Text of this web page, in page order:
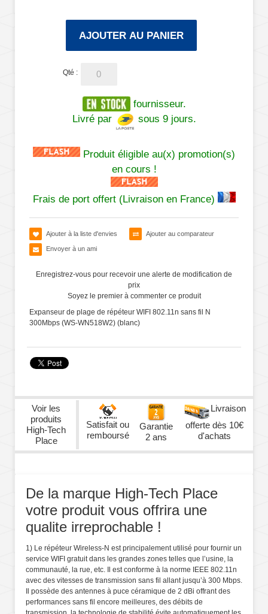
AJOUTER AU PANIER
Qté :
fournisseur.
Livré par
sous 9 jours.
Produit éligible au(x) promotion(s)
en cours !
Frais de port offert (Livraison en France)
Ajouter à la liste d'envies Ajouter au comparateur
Envoyer à un ami
Enregistrez-vous pour recevoir une alerte de modification de
prix
Soyez le premier à commenter ce produit
Expanseur de plage de répéteur WIFI 802.11n sans fil N
300Mbps (WS-WN518W2) (blanc)
Voir les
produits
High-Tech
Place
Satisfait ou
remboursé
Garantie
2 ans
Livraison
offerte dès 10€
d'achats
De la marque High-Tech Place
votre produit vous offrira une
qualite irreprochable !
1) Le répéteur Wireless-N est principalement utilisé pour fournir un
service WIFI gratuit dans les grandes zones telles que l’usine, la
communauté, la rue, etc. Il est conforme à la norme IEEE 802.11n
avec des vitesses de transmission sans fil allant jusqu’à 300 Mbps.
Il possède des antennes à puce céramique de 2 dBi offrant des
performances sans fil encore meilleures, des débits de